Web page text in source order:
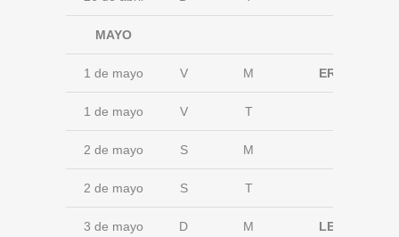
MAYO
1 de mayo V M ERMUA
1 de mayo V T
2 de mayo S M
2 de mayo S T
3 de mayo D M LEMOA